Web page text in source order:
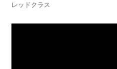
レッドクラス